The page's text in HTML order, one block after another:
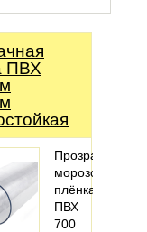
ПВХ
Прозрачная
морозостойкая
плёнка
ПВХ
700